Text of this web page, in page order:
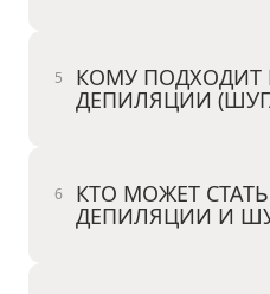
КОМУ ПОДХОДИТ
ДЕПИЛЯЦИИ
КТО МОЖЕТ
ДЕПИЛЯЦИИ И